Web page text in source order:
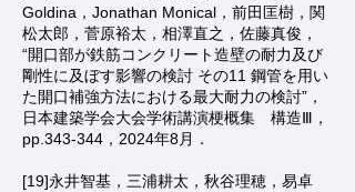
Goldina，Jonathan Monical，前田匡樹，関
松太郎，菅原裕太，相澤直之，佐藤真俊，
“開口部が鉄筋コンクリート造壁の耐力及び
剛性に及ぼす影響の検討 その11 鋼管を用い
た開口補強方法における最大耐力の検討”，
日本建築学会大会学術講演梗概集 構造Ⅲ，
pp.343-344，2024年8月．
[19]永井智基，三浦耕太，秋谷理穂，易卓